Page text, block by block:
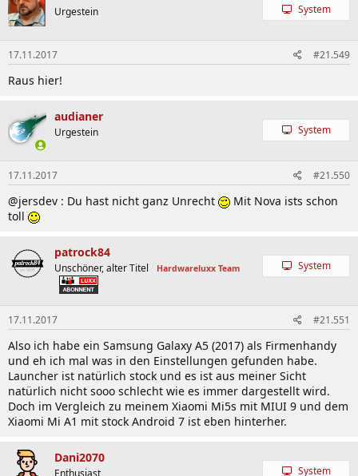
Urgestein System
17.11.2017 #21.549
Raus hier!
audianer
Urgestein System
17.11.2017 #21.550
@jersdev : Du hast nicht ganz Unrecht
Mit Nova ists schon
toll
patrock84
Unschöner, alter Titel Hardwareluxx Team System
17.11.2017 #21.551
Also ich habe ein Samsung Galaxy A5 (2017) als Firmenhandy
und eh ich mal was in den Einstellungen gefunden habe.
Launcher ist natürlich stock und es ist aus meiner Sicht
natürlich nicht sooo schlecht wie es immer dargestellt wird.
Doch im Vergleich zu meinem Xiaomi Mi5s mit MIUI 9 und dem
Xiaomi Mi A1 mit stock Android 7 ist eben hinterher.
Dani2070
Enthusiast System